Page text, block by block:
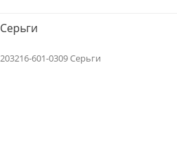
Серьги
203216-601-0309 Серьги